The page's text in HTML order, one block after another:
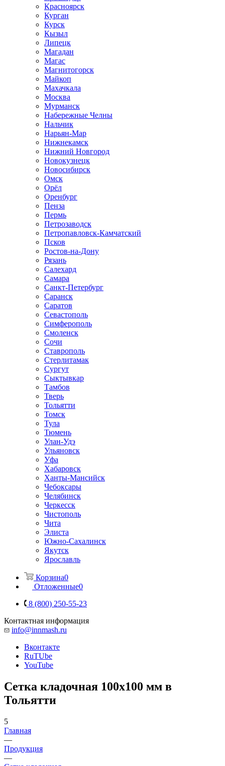
Красноярск
Курган
Курск
Кызыл
Липецк
Магадан
Магас
Магнитогорск
Майкоп
Махачкала
Москва
Мурманск
Набережные Челны
Нальчик
Нарьян-Мар
Нижнекамск
Нижний Новгород
Новокузнецк
Новосибирск
Омск
Орёл
Оренбург
Пенза
Пермь
Петрозаводск
Петропавловск-Камчатский
Псков
Ростов-на-Дону
Рязань
Салехард
Самара
Санкт-Петербург
Саранск
Саратов
Севастополь
Симферополь
Смоленск
Сочи
Ставрополь
Стерлитамак
Сургут
Сыктывкар
Тамбов
Тверь
Тольятти
Томск
Тула
Тюмень
Улан-Удэ
Ульяновск
Уфа
Хабаровск
Ханты-Мансийск
Чебоксары
Челябинск
Черкесск
Чистополь
Чита
Элиста
Южно-Сахалинск
Якутск
Ярославль
Корзина0
Отложенные0
8 (800) 250-55-23
Контактная информация
info@innmash.ru
Вконтакте
RuTUbe
YouTube
Сетка кладочная 100x100 мм в
Тольятти
5
Главная
—
Продукция
—